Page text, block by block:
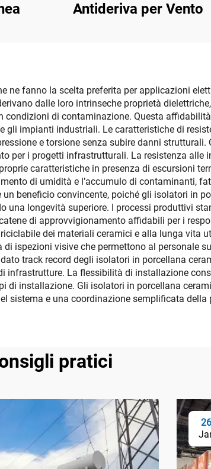
Antideriva per Vento
fanno la scelta preferita per applicazioni
dalle loro intrinseche proprietà
di contaminazione. Questa
gli impianti industriali. Le caratteristiche di
e torsione senza subire danni
per i progetti infrastrutturali. La resistenza alle
caratteristiche in presenza di escursioni
di umidità e l’accumulo di contaminanti,
beneficio convincente, poiché gli isolatori in
una longevità superiore. I processi produttivi
di approvvigionamento affidabili per i
dei materiali ceramici e alla lunga vita
ispezioni visive che permettono al personale
track record degli isolatori in porcellana
La flessibilità di installazione
di installazione. Gli isolatori in porcellana
sistema e una coordinazione semplificata della
pratici
26